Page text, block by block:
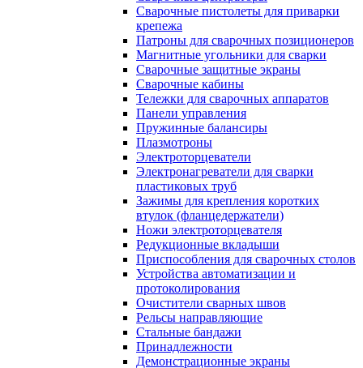
Сварочные пистолеты для приварки
крепежа
Патроны для сварочных позиционеров
Магнитные угольники для сварки
Сварочные защитные экраны
Сварочные кабины
Тележки для сварочных аппаратов
Панели управления
Пружинные балансиры
Плазмотроны
Электроторцеватели
Электронагреватели для сварки
пластиковых труб
Зажимы для крепления коротких
втулок (фланцедержатели)
Ножи электроторцевателя
Редукционные вкладыши
Приспособления для сварочных столов
Устройства автоматизации и
протоколирования
Очистители сварных швов
Рельсы направляющие
Стальные бандажи
Принадлежности
Демонстрационные экраны